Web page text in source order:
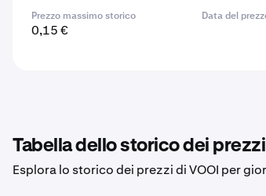
Prezzo massimo storico
0,15 €
Data del
Tabella dello storico dei prezzi
Esplora lo storico dei prezzi di VOOI per